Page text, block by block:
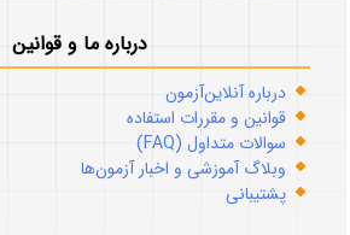
درباره ما و قوانین
درباره آنلاین‌آزمون
قوانین و مقررات استفاده
سوالات متداول (FAQ)
وبلاگ آموزشی و اخبار آزمون‌ها
پشتیبانی